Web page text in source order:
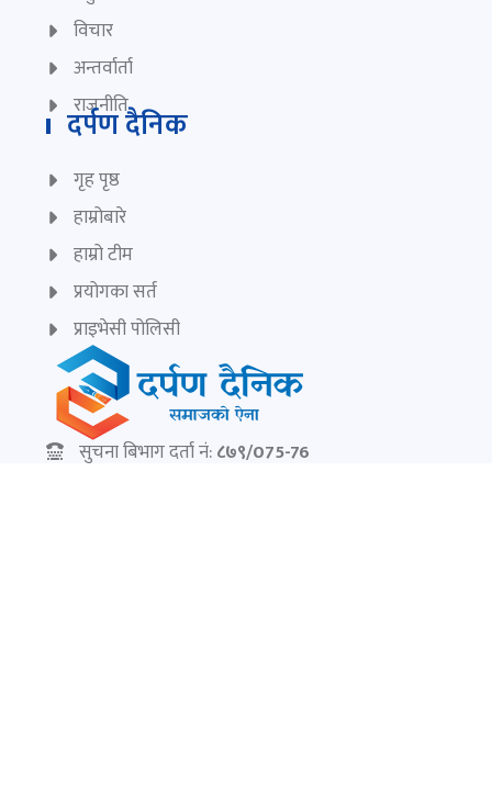
विचार
अन्तर्वार्ता
राजनीति
दर्पण दैनिक
गृह पृष्ठ
हाम्रोबारे
हाम्रो टीम
प्रयोगका सर्त
प्राइभेसी पोलिसी
सुचना बिभाग दर्ता नं:८७९/075-76